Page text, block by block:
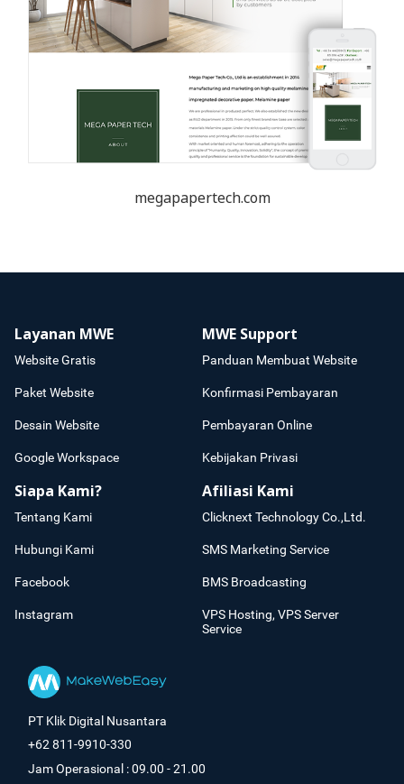
megapapertech.com
Layanan MWE
Website Gratis
Paket Website
Desain Website
Google Workspace
MWE Support
Panduan Membuat Website
Konfirmasi Pembayaran
Pembayaran Online
Kebijakan Privasi
Siapa Kami?
Tentang Kami
Hubungi Kami
Facebook
Instagram
Afiliasi Kami
Clicknext Technology Co.,Ltd.
SMS Marketing Service
BMS Broadcasting
VPS Hosting, VPS Server
Service
PT Klik Digital Nusantara
+62 811-9910-330
Jam Operasional : 09.00 - 21.00